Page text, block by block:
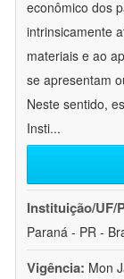
econômico dos
intrinsicamente
materiais e ao
se apresentam
Neste sentido,
Insti...
Instituição/UF/
Paraná - PR -
Vigência: Mon